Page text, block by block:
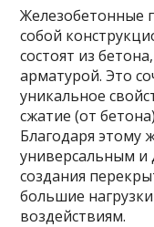
Железобетонные
собой
состоят из
арматурой. Это
уникальное
сжатие (от
Благодаря этому
универсальным и
создания
большие
воздействиям.